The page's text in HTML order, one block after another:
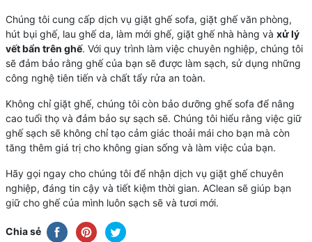
Chúng tôi cung cấp dịch vụ giặt ghế sofa, giặt ghế văn phòng,
hút bụi ghế, lau ghế da, làm mới ghế, giặt ghế nhà hàng và xử lý
vết bẩn trên ghế. Với quy trình làm việc chuyên nghiệp, chúng tôi
sẽ đảm bảo rằng ghế của bạn sẽ được làm sạch, sử dụng những
công nghệ tiên tiến và chất tẩy rửa an toàn.
Không chỉ giặt ghế, chúng tôi còn bảo dưỡng ghế sofa để nâng
cao tuổi thọ và đảm bảo sự sạch sẽ. Chúng tôi hiểu rằng việc giữ
ghế sạch sẽ không chỉ tạo cảm giác thoải mái cho bạn mà còn
tăng thêm giá trị cho không gian sống và làm việc của bạn.
Hãy gọi ngay cho chúng tôi để nhận dịch vụ giặt ghế chuyên
nghiệp, đáng tin cậy và tiết kiệm thời gian. AClean sẽ giúp bạn
giữ cho ghế của mình luôn sạch sẽ và tươi mới.
Chia sẻ